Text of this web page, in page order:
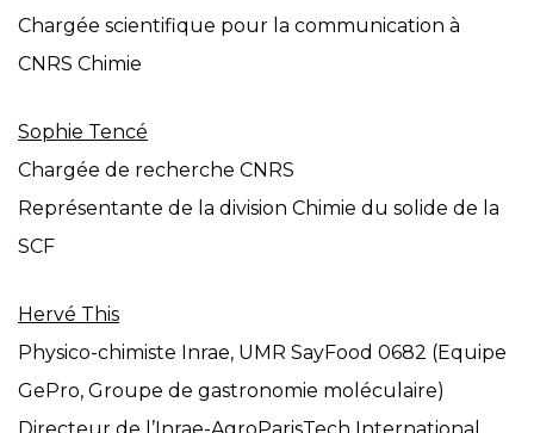
Chargée scientifique pour la communication à
CNRS Chimie
Sophie Tencé
Chargée de recherche CNRS
Représentante de la division Chimie du solide de la
SCF
Hervé This
Physico-chimiste Inrae, UMR SayFood 0682 (Equipe
GePro, Groupe de gastronomie moléculaire)
Directeur de l’Inrae-AgroParisTech International